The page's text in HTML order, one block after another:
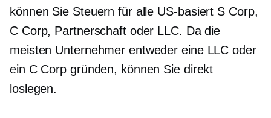
können Sie Steuern für alle US-basiert S Corp,
C Corp, Partnerschaft oder LLC. Da die
meisten Unternehmer entweder eine LLC oder
ein C Corp gründen, können Sie direkt
loslegen.